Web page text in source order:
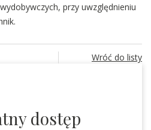
przy uwzględnieniu
Wróć do listy
dostęp